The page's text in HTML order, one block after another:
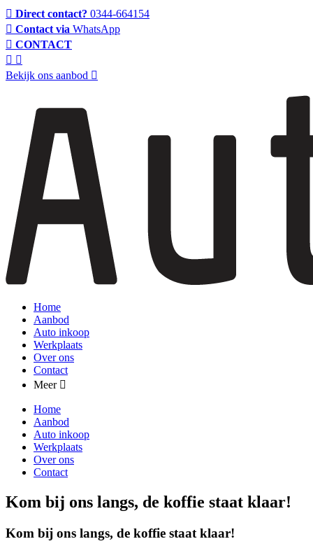
Direct contact? 0344-664154
Contact via WhatsApp
CONTACT
Bekijk ons aanbod
Home
Aanbod
Auto inkoop
Werkplaats
Over ons
Contact
Meer
Home
Aanbod
Auto inkoop
Werkplaats
Over ons
Contact
Kom bij ons langs, de koffie staat klaar!
Kom bij ons langs, de koffie staat klaar!